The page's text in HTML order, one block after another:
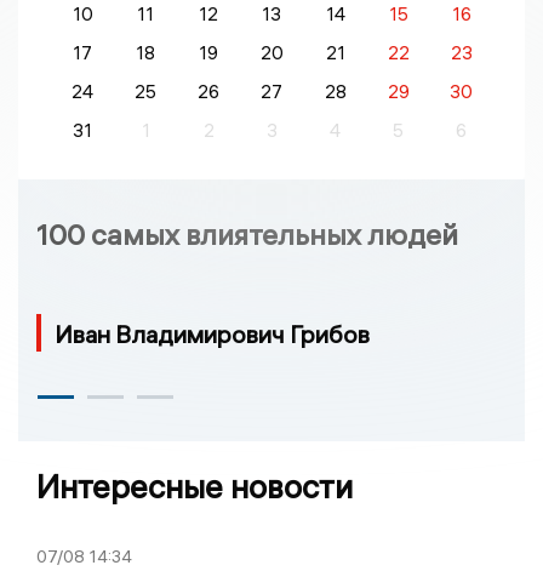
10
11 12 13 14 15
16
17
18 19 20 21 22
23
24
25 26 27 28 29
30
31
1 2 3 4 5 6
100 самых влиятельных людей
Иван Владимирович Грибов
Интересные новости
07/08 14:34